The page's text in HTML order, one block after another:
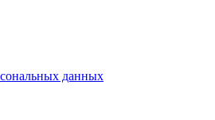
данных